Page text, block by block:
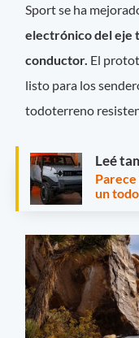
Sport se ha
electrónico del eje
conductor. El
listo para los
todoterreno
Leé
un